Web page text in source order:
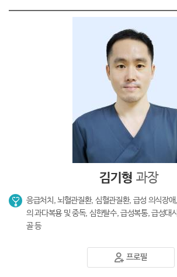
김기형 과장
응급처치, 뇌혈관질환, 심혈관질환, 급성 의식장
의 과다복용 및 중독, 심한탈수, 급성복통, 급성대
골 등
프로필